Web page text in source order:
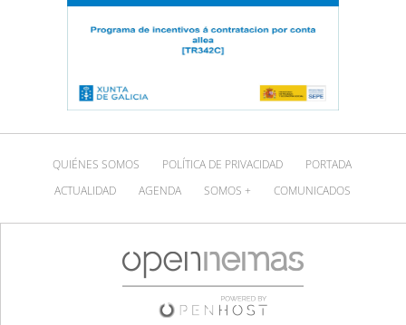
QUIÉNES SOMOS POLÍTICA DE PRIVACIDAD
PORTADA
ACTUALIDAD
AGENDA SOMOS + COMUNICADOS